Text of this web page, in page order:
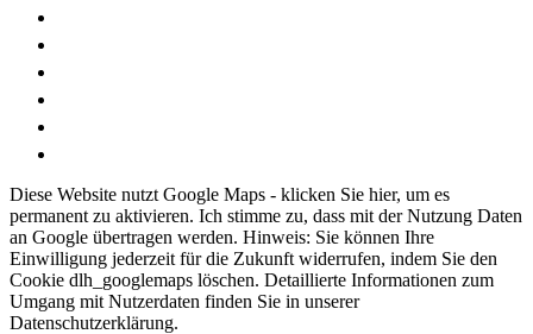
Diese Website nutzt Google Maps - klicken Sie hier, um es
permanent zu aktivieren. Ich stimme zu, dass mit der Nutzung Daten
an Google übertragen werden. Hinweis: Sie können Ihre
Einwilligung jederzeit für die Zukunft widerrufen, indem Sie den
Cookie dlh_googlemaps löschen. Detaillierte Informationen zum
Umgang mit Nutzerdaten finden Sie in unserer
Datenschutzerklärung.